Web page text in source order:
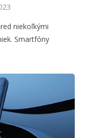
niekoľkými
Smartfóny